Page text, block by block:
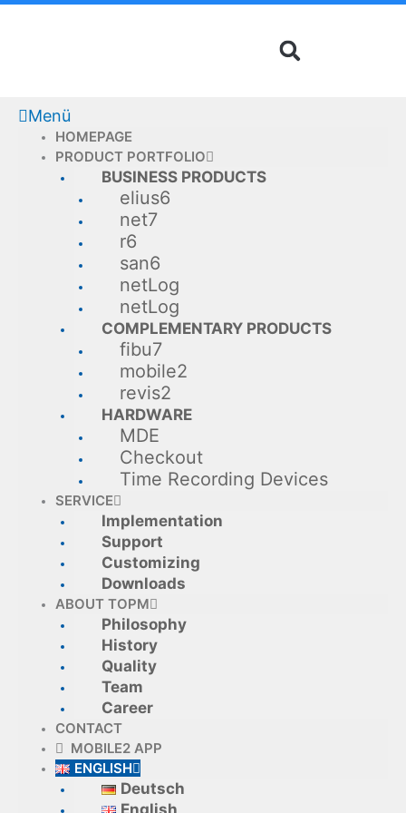
Skip
Menü
HOMEPAGE
PRODUCT PORTFOLIO
BUSINESS PRODUCTS
elius6
net7
r6
san6
netLog
netLog
COMPLEMENTARY PRODUCTS
fibu7
mobile2
revis2
HARDWARE
MDE
Checkout
Time Recording Devices
SERVICE
Implementation
Support
Customizing
Downloads
ABOUT TOPM
Philosophy
History
Quality
Team
Career
CONTACT
MOBILE2 APP
ENGLISH
Deutsch
English